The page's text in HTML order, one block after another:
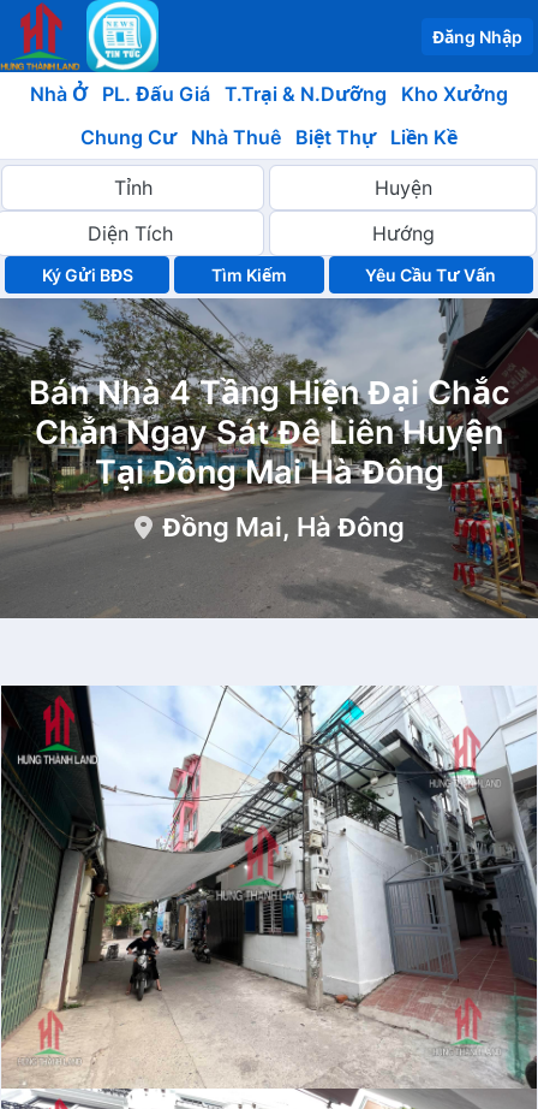
Đăng Nhập
Nhà Ở PL. Đấu Giá T.Trại & N.Dưỡng
Kho Xưởng
Chung Cư
Nhà Thuê Biệt Thự Liền Kề
Ký Gửi BĐS Yêu Cầu Tư Vấn
Bán Nhà 4 Tầng Hiện Đại Chắc
Chắn Ngay Sát Đê Liên Huyện
Tại Đồng Mai Hà Đông
Đồng Mai, Hà Đông